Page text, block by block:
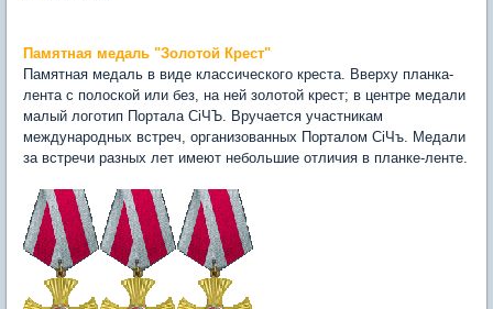
Памятная медаль "Золотой Крест"
Памятная медаль в виде классического креста. Вверху планка-
лента с полоской или без, на ней золотой крест; в центре медали
малый логотип Портала СіЧЪ. Вручается участникам
международных встреч, организованных Порталом СiЧъ. Медали
за встречи разных лет имеют небольшие отличия в планке-ленте.